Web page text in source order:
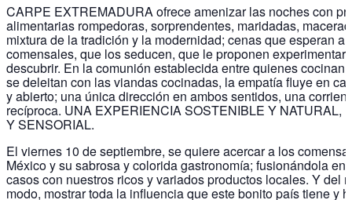
CARPE EXTREMADURA ofrece amenizar las noches con
alimentarias rompedoras, sorprendentes, maridadas,
mixtura de la tradición y la modernidad; cenas que esperan a
comensales, que los seducen, que le proponen experimentar
descubrir. En la comunión establecida entre quienes cocinan
se deleitan con las viandas cocinadas, la empatía fluye en
y abierto; una única dirección en ambos sentidos, una
recíproca. UNA EXPERIENCIA SOSTENIBLE Y NATURAL,
Y SENSORIAL.
El viernes 10 de septiembre, se quiere acercar a los
México y su sabrosa y colorida gastronomía; fusionándola en
casos con nuestros ricos y variados productos locales. Y del
modo, mostrar toda la influencia que este bonito país tiene y